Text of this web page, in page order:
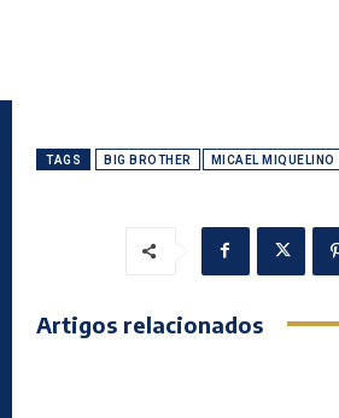
TAGS BIG BROTHER MICAEL MIQUELINO
Artigos relacionados